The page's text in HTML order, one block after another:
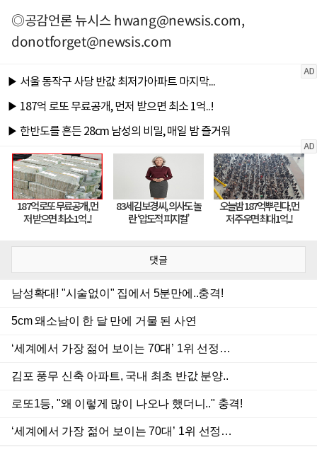
◎공감언론 뉴시스hwang@newsis.com,
donotforget@newsis.com
댓글